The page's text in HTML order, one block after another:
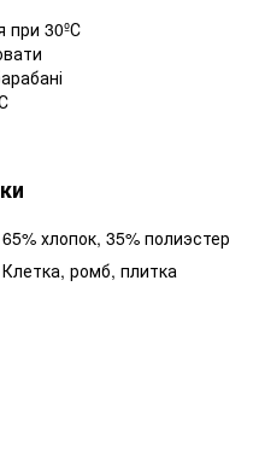
при 30ºС
65% хлопок, 35% полиэстер
Клетка, ромб, плитка